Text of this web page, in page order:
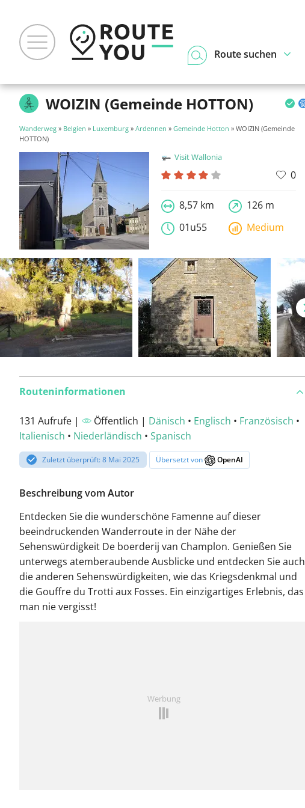
Route suchen
WOIZIN (Gemeinde HOTTON)
Wanderweg » Belgien » Luxemburg » Ardennen » Gemeinde Hotton » WOIZIN (Gemeinde
HOTTON)
Visit Wallonia
0
8,57 km
126 m
01u55
Medium
Routeninformationen
131 Aufrufe | Öffentlich | Dänisch • Englisch • Französisch •
Italienisch • Niederländisch • Spanisch
Zuletzt überprüft: 8 Mai 2025 Übersetzt von OpenAI
Beschreibung vom Autor
Entdecken Sie die wunderschöne Famenne auf dieser
beeindruckenden Wanderroute in der Nähe der
Sehenswürdigkeit De boerderij van Champlon. Genießen Sie
unterwegs atemberaubende Ausblicke und entdecken Sie auch
die anderen Sehenswürdigkeiten, wie das Kriegsdenkmal und
die Gouffre du Trotti aux Fosses. Ein einzigartiges Erlebnis, das
man nie vergisst!
Werbung